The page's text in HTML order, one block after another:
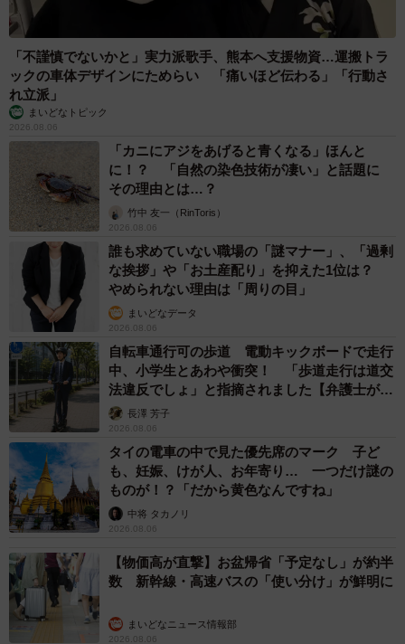
4/6
なんとびっくりな金額……このままでは、さらに私たちの税金が上がり
かねません！（画像提供：中野昇さん）
増え続ける日本の医療費を少しでも減らすため、国は先行
品より安いジェネリック医薬品をできるだけ多くの人に利
用してもらうよう、薬局に働きかけているといいます。と
わけではないらしく、ジェネリック医薬品に変更しない方
が良い場合には、処方箋に医師からの指示が書かれている
そうです。
「不謹慎でないかと」実力派歌手、熊本へ支援物資…運搬トラ
ックの車体デザインにためらい 「痛いほど伝わる」「行動さ
れ立派」
まいどなトピック
2026.08.06
「カニにアジをあげると青くなる」ほんと
に！？ 「自然の染色技術が凄い」と話題に
その理由とは…？
竹中 友一（RinToris）
2026.08.06
誰も求めていない職場の「謎マナー」、「過剰
な挨拶」や「お土産配り」を抑えた1位は？
やめられない理由は「周りの目」
まいどなデータ
2026.08.06
自転車通行可の歩道 電動キックボードで走行
中、小学生とあわや衝突！ 「歩道走行は道交
法違反でしょ」と指摘されました【弁護士が解
説】長澤 芳子
2026.08.06
タイの電車の中で見た優先席のマーク 子ど
も、妊娠、けが人、お年寄り… 一つだけ謎の
ものが！？「だから黄色なんですね」
中将 タカノリ
2026.08.06
【物価高が直撃】お盆帰省「予定なし」が約半
数 新幹線・高速バスの「使い分け」が鮮明に
まいどなニュース情報部
2026.08.06